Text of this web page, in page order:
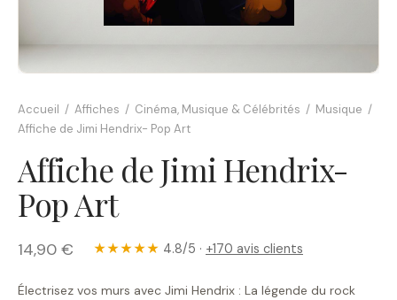
Accueil / Affiches / Cinéma, Musique & Célébrités / Musique /
Affiche de Jimi Hendrix- Pop Art
Affiche de Jimi Hendrix-
Pop Art
14,90 € ★★★★★ 4.8/5 · +170 avis clients
Électrisez vos murs avec Jimi Hendrix : La légende du rock